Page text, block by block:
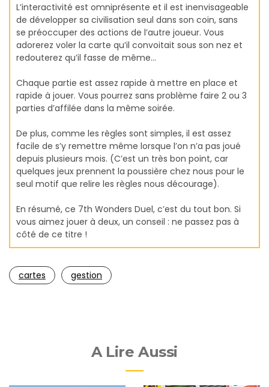
L’interactivité est omniprésente et il est inenvisageable
de développer sa civilisation seul dans son coin, sans
se préoccuper des actions de l’autre joueur. Vous
adorerez voler la carte qu’il convoitait sous son nez et
redouterez qu’il fasse de même…
Chaque partie est assez rapide à mettre en place et
rapide à jouer. Vous pourrez sans problème faire 2 ou 3
parties d’affilée dans la même soirée.
De plus, comme les règles sont simples, il est assez
facile de s’y remettre même lorsque l’on n’a pas joué
depuis plusieurs mois. (C’est un très bon point, car
quelques jeux prennent la poussière chez nous pour le
seul motif que relire les règles nous décourage).
En résumé, ce 7th Wonders Duel, c’est du tout bon. Si
vous aimez jouer à deux, un conseil : ne passez pas à
côté de ce titre !
cartes gestion
A Lire Aussi